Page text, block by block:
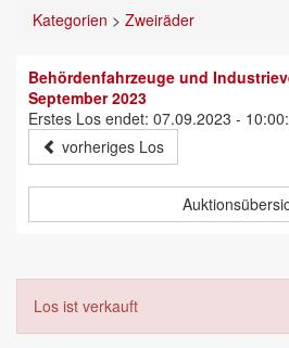
Kategorien > Zweiräder
Behördenfahrzeuge und
September 2023
Erstes Los endet: 07.09.2023 -
vorheriges Los
Los ist verkauft